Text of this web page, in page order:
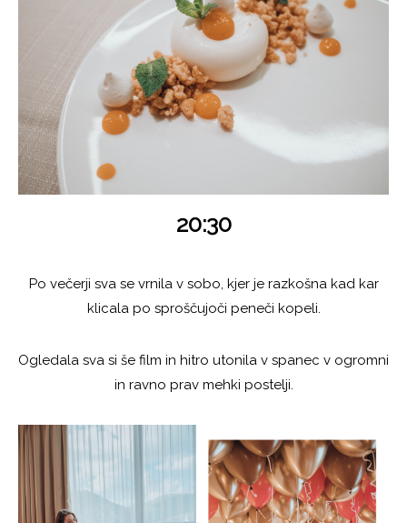
20:30
Po večerji sva se vrnila v sobo, kjer je razkošna kad kar
klicala po sproščujoči peneči kopeli.
Ogledala sva si še film in hitro utonila v spanec v ogromni
in ravno prav mehki postelji.